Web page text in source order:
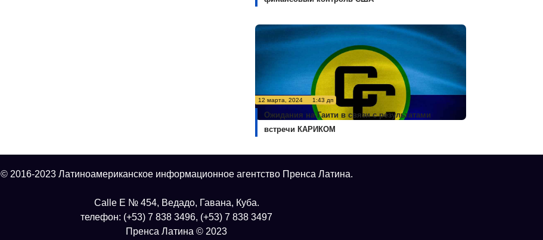
12 марта, 2024 1:43 дп
Ожидания на Гаити в связи с результатами
встречи КАРИКОМ
© 2016-2023 Латиноамериканское информационное агентство Пренса Латина.
Calle E № 454, Ведадо, Гавана, Куба.
телефон: (+53) 7 838 3496, (+53) 7 838 3497
Пренса Латина © 2023